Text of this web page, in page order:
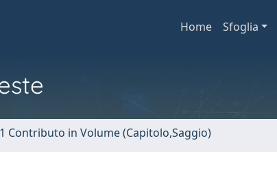
Home Sfoglia
Contributo in Volume (Capitolo,Saggio)